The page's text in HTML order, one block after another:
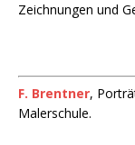
Zeichnungen und
F. Brentner,
Malerschule.